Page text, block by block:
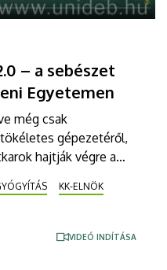
– a sebészet
Egyetemen
még csak
gépezetéről,
hajtják végre a
a Klinikai
csúcstechnológiás
állt. Részletek a
KK-ELNÖK
VIDEÓ INDÍTÁSA